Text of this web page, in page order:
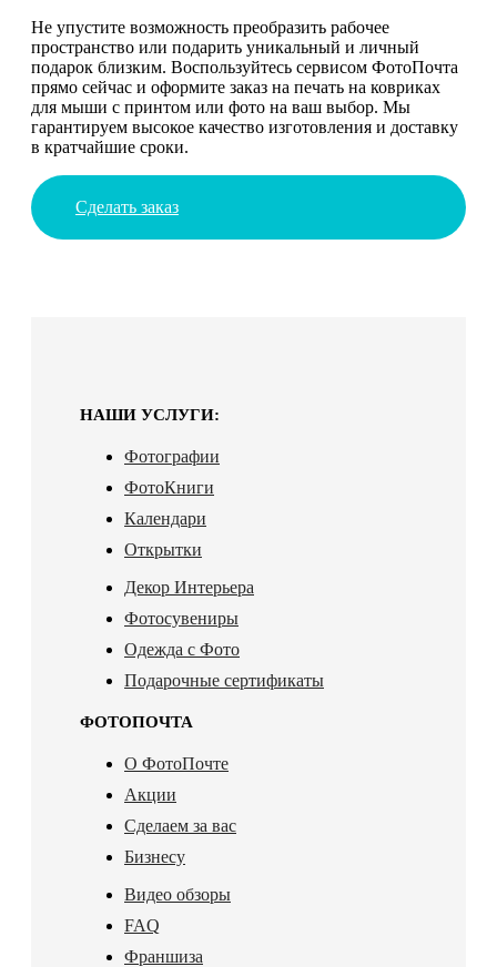
Не упустите возможность преобразить рабочее
пространство или подарить уникальный и личный
подарок близким. Воспользуйтесь сервисом ФотоПочта
прямо сейчас и оформите заказ на печать на ковриках
для мыши с принтом или фото на ваш выбор. Мы
гарантируем высокое качество изготовления и доставку
в кратчайшие сроки.
Сделать заказ
НАШИ УСЛУГИ:
Фотографии
ФотоКниги
Календари
Открытки
Декор Интерьера
Фотосувениры
Одежда с Фото
Подарочные сертификаты
ФОТОПОЧТА
О ФотоПочте
Акции
Сделаем за вас
Бизнесу
Видео обзоры
FAQ
Франшиза